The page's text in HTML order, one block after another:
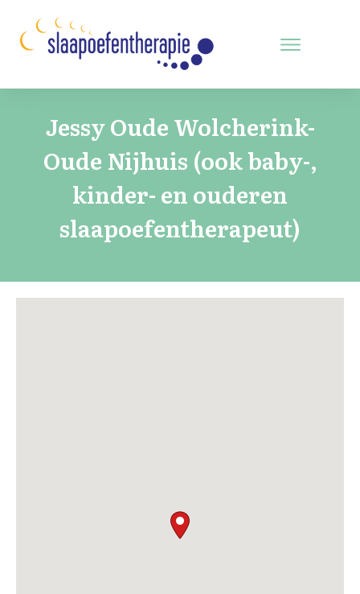
Jessy Oude Wolcherink-
Oude Nijhuis (ook baby-,
kinder- en ouderen
slaapoefentherapeut)